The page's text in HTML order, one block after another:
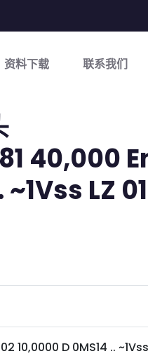
资料下载 联系我们
40,000
LZ
10,0000 D 0MS14 .. ~1Vss